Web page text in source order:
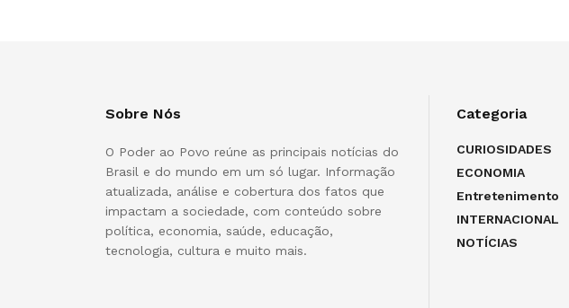
Sobre Nós
O Poder ao Povo reúne as principais notícias do
Brasil e do mundo em um só lugar. Informação
atualizada, análise e cobertura dos fatos que
impactam a sociedade, com conteúdo sobre
política, economia, saúde, educação,
tecnologia, cultura e muito mais.
Categoria
CURIOSIDADES
ECONOMIA
Entretenimento
INTERNACIONAL
NOTÍCIAS